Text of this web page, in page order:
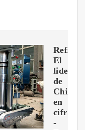
El
de
China,
en
cifras
-